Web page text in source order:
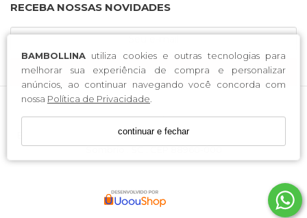
BAMBOLLINA utiliza cookies e outras tecnologias para
melhorar sua experiência de compra e personalizar
anúncios, ao continuar navegando você concorda com
nossa Política de Privacidade.
continuar e fechar
RECEBA NOSSAS NOVIDADES
CADASTRE-SE
T TREND CONFECCOES LTDA / CNPJ: 37.560.065/0001-00
Endereço: Rodovia José Tiscoski . 1651 . Bairro Boa Esperança .
Sombrio . SC . CEP 88960-000